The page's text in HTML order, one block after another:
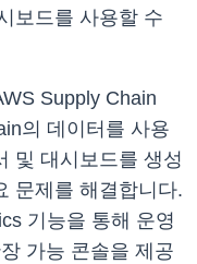
보드를 사용할 수
Supply Chain
의 데이터를 사용
및 대시보드를 생성
문제를 해결합니다.
기능을 통해 운영
가능 콘솔을 제공